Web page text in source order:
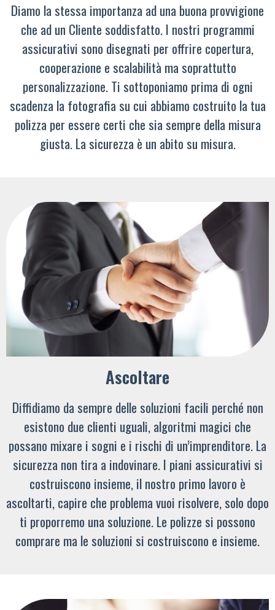
Diamo la stessa importanza ad una buona provvigione
che ad un Cliente soddisfatto. I nostri programmi
assicurativi sono disegnati per offrire copertura,
cooperazione e scalabilità ma soprattutto
personalizzazione. Ti sottoponiamo prima di ogni
scadenza la fotografia su cui abbiamo costruito la tua
polizza per essere certi che sia sempre della misura
giusta. La sicurezza è un abito su misura.
Ascoltare
Diffidiamo da sempre delle soluzioni facili perché non
esistono due clienti uguali, algoritmi magici che
possano mixare i sogni e i rischi di un’imprenditore. La
sicurezza non tira a indovinare. I piani assicurativi si
costruiscono insieme, il nostro primo lavoro è
ascoltarti, capire che problema vuoi risolvere, solo dopo
ti proporremo una soluzione. Le polizze si possono
comprare ma le soluzioni si costruiscono e insieme.